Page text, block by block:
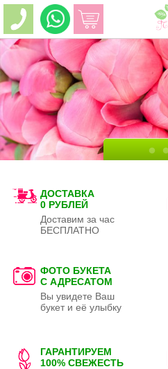
ДОСТАВКА
0 РУБЛЕЙ
Доставим за час
БЕСПЛАТНО
ФОТО БУКЕТА
С АДРЕСАТОМ
Вы увидете Ваш
букет и её улыбку
ГАРАНТИРУЕМ
100% СВЕЖЕСТЬ